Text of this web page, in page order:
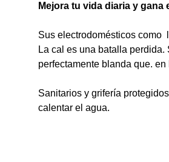
Mejora tu vida diaria y
Sus electrodomésticos como
La cal es una batalla
perfectamente blanda que.
Sanitarios y grifería
calentar el agua.